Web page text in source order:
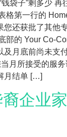
袋子”剩多少
格第一行的
还获批了其
的 Your Co-
月底前尚未支
月所接受的服
月结单 […]
裔企业